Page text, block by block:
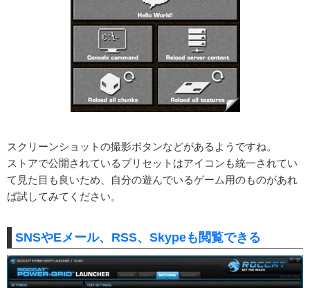
スクリーンショットの撮影ボタンなどがあるようですね。
ストアで公開されているプリセットはアイコンも統一されてい
て見た目も良いため、自分の遊んでいるゲーム用のものがあれ
ば試してみてください。
SNSやEメール、RSS、Skypeも閲覧できる